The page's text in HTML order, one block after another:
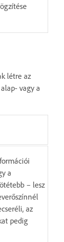
létre az
vagy a
a
– lesz
az
pedig